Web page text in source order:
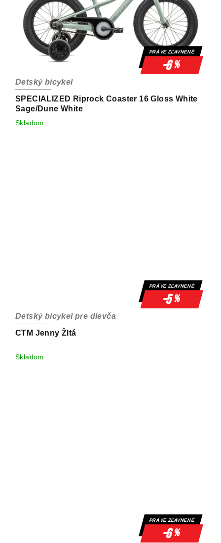
PRÁVE ZĽAVNENÉ
-6%
SPECIALIZED Riprock Coaster 16 Gloss White
Sage/Dune White
Detský bicykel
Skladom
PRÁVE ZĽAVNENÉ
-5%
CTM Jenny Žltá
Detský bicykel pre dievča
Skladom
PRÁVE ZĽAVNENÉ
-6%